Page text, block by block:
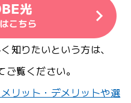
知りたいという方は、
覧ください。
リット・デメリットや選